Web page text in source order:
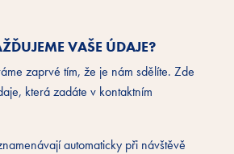
VAŠE ÚDAJE?
zaprvé tím, že je nám sdělíte. Zde
která zadáte v kontaktním
automaticky při návštěvě